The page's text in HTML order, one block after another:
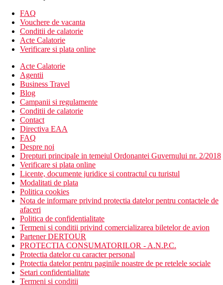
Descrierea hotelului
Hotelul dispune de:
aer conditionat
hol de intrare cu receptie
lobby bar
Wi-Fi in zonele comune (contra cost)
piscina (sezlonguri si umbrele gratuite, prosoape contra
piscina interioara
lift
room service
serviciu de trezire
servicii de curatatorie (contra cost)
sala de fitness
spa & centru de wellness (ontra cost)
menaj zilnic
Descrierea plajei
nisipos, la cca 150 m de hotel
2 sezlonguri si o umbrela de soare per camera gratuit
(lunile mai, iunie si septembrie), in sezonul de varf (iulie,
august) contra cost
Activitati sportive gratuite
piscina termala interioara si exterioara
cada cu hidromasaj
baie turceasca naturala
divertisment ocazional de seara
FAQ
Vouchere de vacanta
Conditii de calatorie
Acte Calatorie
Verificare si plata online
Acte Calatorie
Agentii
Business Travel
Blog
Campanii si regulamente
Conditii de calatorie
Contact
Directiva EAA
FAQ
Despre noi
Drepturi principale in temeiul Ordonantei Guvernului nr. 2/2018
Verificare si plata online
Licente, documente juridice si contractul cu turistul
Modalitati de plata
Politica cookies
Nota de informare privind protectia datelor pentru contactele de
afaceri
Politica de confidentialitate
Termeni si conditii privind comercializarea biletelor de avion
Partener DERTOUR
PROTECTIA CONSUMATORILOR - A.N.P.C.
Protectia datelor cu caracter personal
Protectia datelor pentru paginile noastre de pe retelele sociale
Setari confidentialitate
Termeni si conditii